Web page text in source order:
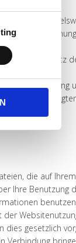
Daten
Schutz
Werbung
der
die auf
Ihre Benutzung
dies gesetzlich